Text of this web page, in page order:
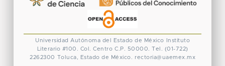
Universidad Autónoma del Estado de México
Instituto
Literario #100. Col. Centro C.P. 50000. Tel. (01-722)
2262300 Toluca, Estado de México. rectoria@uaemex.mx